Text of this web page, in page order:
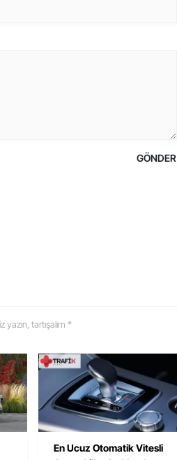
GÖNDER
tartışalım *
En Ucuz Otomatik Vitesli